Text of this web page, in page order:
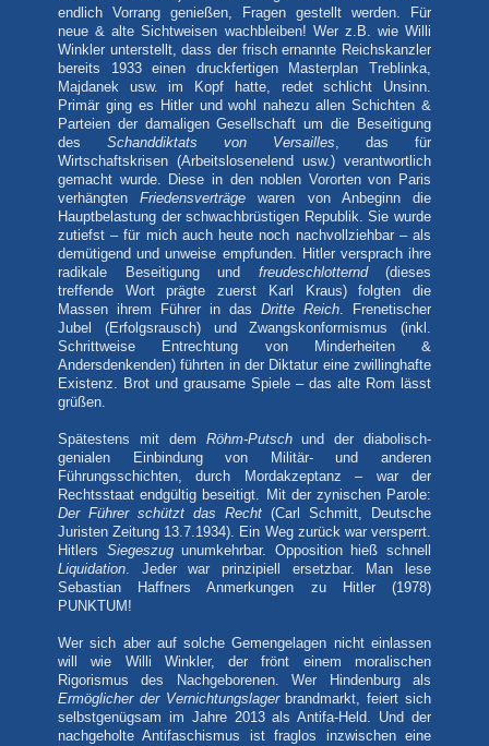
endlich Vorrang genießen, Fragen gestellt werden. Für
neue & alte Sichtweisen wachbleiben! Wer z.B. wie Willi
Winkler unterstellt, dass der frisch ernannte Reichskanzler
bereits 1933 einen druckfertigen Masterplan Treblinka,
Majdanek usw. im Kopf hatte, redet schlicht Unsinn.
Primär ging es Hitler und wohl nahezu allen Schichten &
Parteien der damaligen Gesellschaft um die Beseitigung
des Schanddiktats von Versailles, das für
Wirtschaftskrisen (Arbeitslosenelend usw.) verantwortlich
gemacht wurde. Diese in den noblen Vororten von Paris
verhängtenFriedensverträge waren von Anbeginn die
Hauptbelastung der schwachbrüstigen Republik. Sie wurde
zutiefst – für mich auch heute noch nachvollziehbar – als
demütigend und unweise empfunden. Hitler versprach ihre
radikale Beseitigung und freudeschlotternd(dieses
treffende Wort prägte zuerst Karl Kraus) folgten die
Massen ihrem Führer in das Dritte Reich. Frenetischer
Jubel (Erfolgsrausch) und Zwangskonformismus (inkl.
Schrittweise Entrechtung von Minderheiten &
Andersdenkenden) führten in der Diktatur eine zwillinghafte
Existenz. Brot und grausame Spiele – das alte Rom lässt
grüßen.
Spätestens mit dem Röhm-Putschund der diabolisch-
genialen Einbindung von Militär- und anderen
Führungsschichten, durch Mordakzeptanz – war der
Rechtsstaat endgültig beseitigt. Mit der zynischen Parole:
Der Führer schützt das Recht (Carl Schmitt, Deutsche
Juristen Zeitung 13.7.1934). Ein Weg zurück war versperrt.
Hitlers Siegeszugunumkehrbar. Opposition hieß schnell
Liquidation. Jeder war prinzipiell ersetzbar. Man lese
Sebastian Haffners Anmerkungen zu Hitler (1978)
PUNKTUM!
Wer sich aber auf solche Gemengelagen nicht einlassen
will wie Willi Winkler, der frönt einem moralischen
Rigorismus des Nachgeborenen. Wer Hindenburg als
Ermöglicher der Vernichtungslagerbrandmarkt, feiert sich
selbstgenügsam im Jahre 2013 als Antifa-Held. Und der
nachgeholte Antifaschismus ist fraglos inzwischen eine